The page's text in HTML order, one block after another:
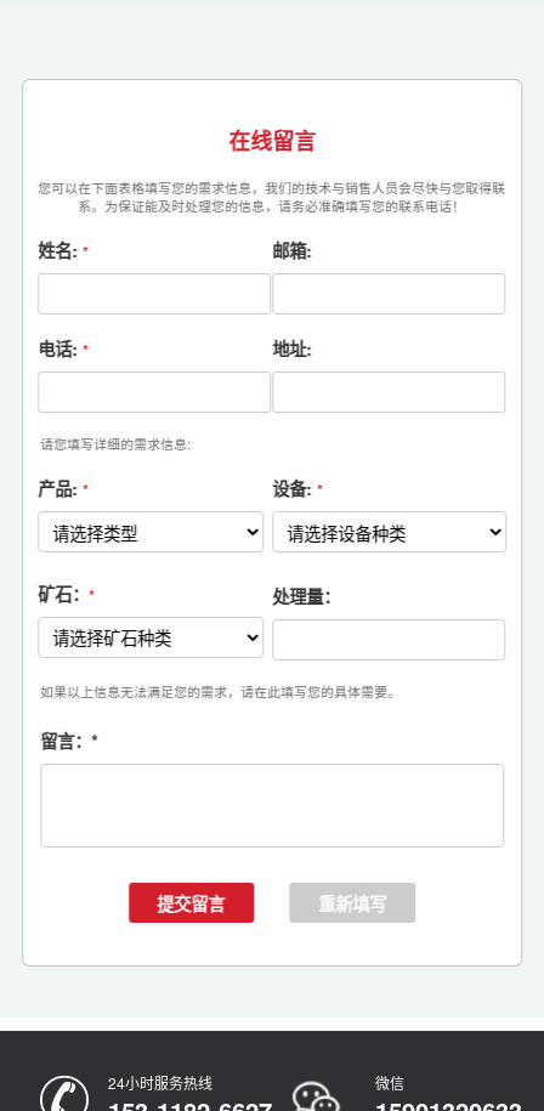
在线留言
您可以在下面表格填写您的需求信息，我们的技术与销售人员会尽快与您取得联
系。为保证能及时处理您的信息，请务必准确填写您的联系电话！
姓名: * 邮箱:
电话: * 地址:
请您填写详细的需求信息:
产品: * 设备: *
矿石： * 处理量：
如果以上信息无法满足您的需求，请在此填写您的具体需要。
留言：*
24小时服务热线 微信